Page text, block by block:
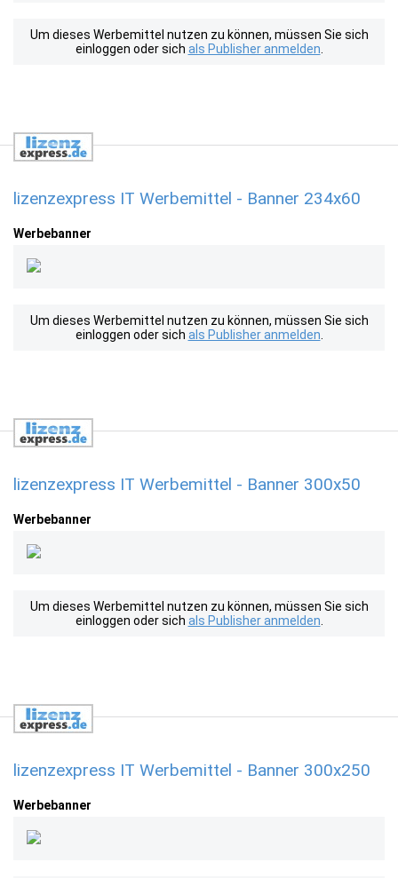
Um dieses Werbemittel nutzen zu können, müssen Sie sich
einloggen oder sich als Publisher anmelden
lizenzexpress IT Werbemittel - Banner 234x60
Werbebanner
Um dieses Werbemittel nutzen zu können, müssen Sie sich
einloggen oder sich als Publisher anmelden
lizenzexpress IT Werbemittel - Banner 300x50
Werbebanner
Um dieses Werbemittel nutzen zu können, müssen Sie sich
einloggen oder sich als Publisher anmelden
lizenzexpress IT Werbemittel - Banner 300x250
Werbebanner